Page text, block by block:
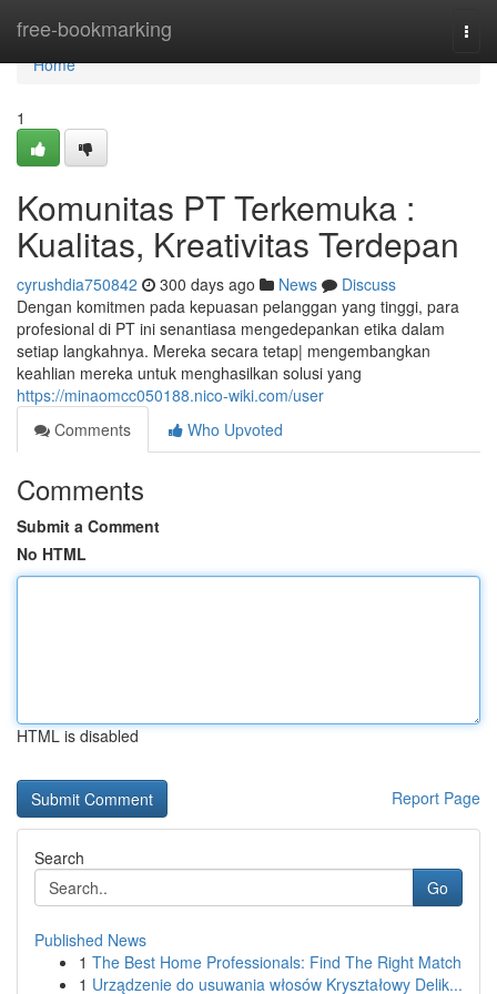
free-bookmarking
Home
Home
1
Komunitas PT Terkemuka :
Kualitas, Kreativitas Terdepan
cyrushdia750842 300 days ago News
Discuss
Dengan komitmen pada kepuasan pelanggan yang tinggi, para
profesional di PT ini senantiasa mengedepankan etika dalam
setiap langkahnya. Mereka secara tetap| mengembangkan
keahlian mereka untuk menghasilkan solusi yang
https://minaomcc050188.nico-wiki.com/user
Comments
Who Upvoted
Comments
Submit a Comment
No HTML
HTML is disabled
Report Page
Search
Go
Published News
1 The Best Home Professionals: Find The Right Match
1 Urządzenie do usuwania włosów Kryształowy Delik...